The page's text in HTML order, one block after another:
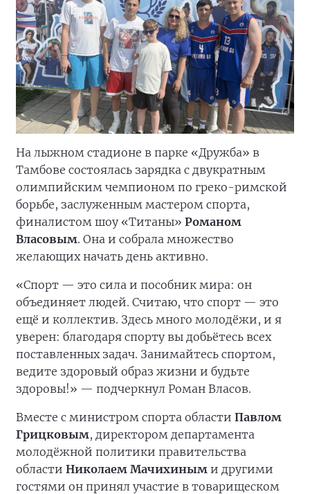
На лыжном стадионе в парке «Дружба» в
Тамбове состоялась зарядка с двукратным
олимпийским чемпионом по греко-римской
борьбе, заслуженным мастером спорта,
финалистом шоу «Титаны» Романом
Власовым. Она и собрала множество
желающих начать день активно.
«Спорт — это сила и пособник мира: он
объединяет людей. Считаю, что спорт — это
ещё и коллектив. Здесь много молодёжи, и я
уверен: благодаря спорту вы добьётесь всех
поставленных задач. Занимайтесь спортом,
ведите здоровый образ жизни и будьте
здоровы!» — подчеркнул Роман Власов.
Вместе с министром спорта области Павлом
Грицковым, директором департамента
молодёжной политики правительства
области Николаем Мачихиным и другими
гостями он принял участие в товарищеском